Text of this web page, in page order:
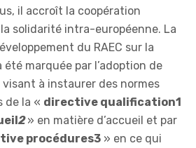
il accroît la coopération
solidarité intra-européenne. La
du RAEC sur la
marquée par l’adoption de
à instaurer des normes
de la « directive qualification1
2 » en matière d’accueil et par
procédures3 » en ce qui